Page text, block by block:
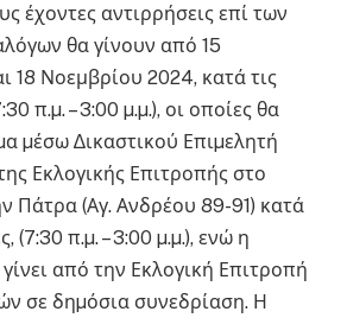
έχοντες αντιρρήσεις επί των
θα γίνουν από 15
18 Νοεμβρίου 2024, κατά τις
π.µ. – 3:00 µ.µ.), οι οποίες θα
µέσω ∆ικαστικού Επιµελητή
Εκλογικής Επιτροπής στο
Πάτρα (Αγ. Ανδρέου 89-91) κατά
(7:30 π.µ. – 3:00 µ.µ.), ενώ η
από την Εκλογική Επιτροπή
σε δηµόσια συνεδρίαση. Η